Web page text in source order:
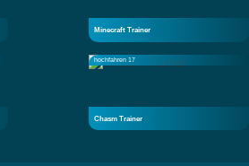
Minecraft Trainer
hochfahren 17
Chasm Trainer